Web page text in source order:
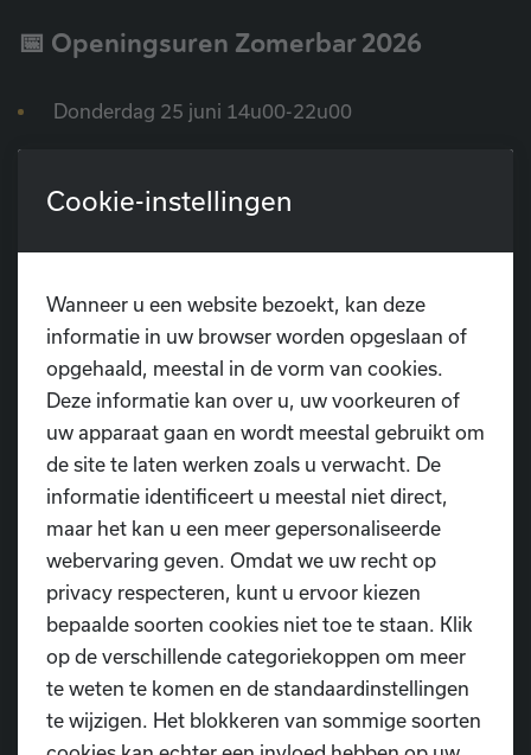
📅 Openingsuren Zomerbar 2026
Donderdag 25 juni 14u00-22u00
Maandag 29 juni 14u00-22u00
Dinsdag 30 juni 14u00-22u00
Verlofperiode: 18 juli t.e.m. 2 augustus
Kom langs en geniet mee van de zomer bij Tybeert
@Dansschool D.I.O.P. Een verfrissend drankje, een
goed gesprek en ondertussen steun je onze vzw da’s
pas zomer met een hart!
📲 Volg ons ook op sociale media voor extra updates
en sfeerbeelden!
Cookie-instellingen
Wanneer u een website bezoekt, kan deze
informatie in uw browser worden opgeslaan of
opgehaald, meestal in de vorm van cookies.
Deze informatie kan over u, uw voorkeuren of
uw apparaat gaan en wordt meestal gebruikt om
de site te laten werken zoals u verwacht. De
informatie identificeert u meestal niet direct,
maar het kan u een meer gepersonaliseerde
webervaring geven. Omdat we uw recht op
privacy respecteren, kunt u ervoor kiezen
bepaalde soorten cookies niet toe te staan. Klik
op de verschillende categoriekoppen om meer
te weten te komen en de standaardinstellingen
te wijzigen. Het blokkeren van sommige soorten
Heb je nog vragen?